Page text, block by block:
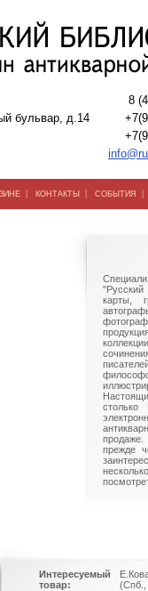
бульвар, д.14
8
| КОНТАКТЫ | СОБЫТИЯ
"Русский
карты,
столько
прежде
Интересуемый
товар:
(Спб.,